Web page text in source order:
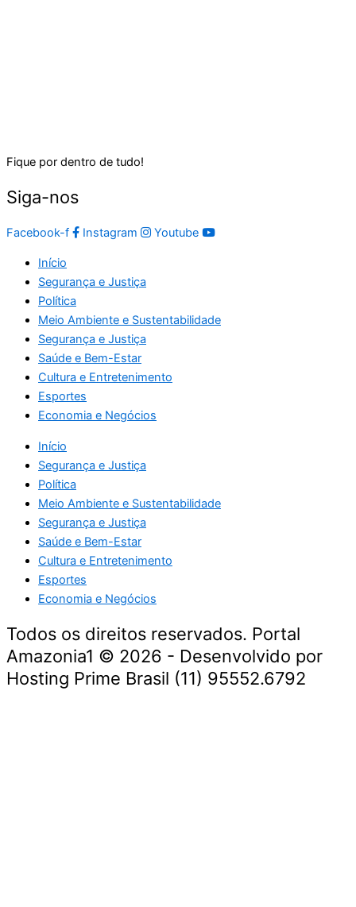
Fique por dentro de tudo!
Siga-nos
Facebook-f Instagram Youtube
Início
Segurança e Justiça
Política
Meio Ambiente e Sustentabilidade
Segurança e Justiça
Saúde e Bem-Estar
Cultura e Entretenimento
Esportes
Economia e Negócios
Início
Segurança e Justiça
Política
Meio Ambiente e Sustentabilidade
Segurança e Justiça
Saúde e Bem-Estar
Cultura e Entretenimento
Esportes
Economia e Negócios
Todos os direitos reservados. Portal
Amazonia1 © 2026 - Desenvolvido por
Hosting Prime Brasil (11) 95552.6792